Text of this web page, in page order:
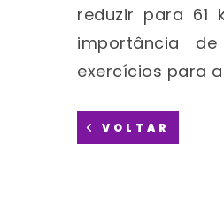
reduzir para 61
importância
exercícios para
VOLTAR